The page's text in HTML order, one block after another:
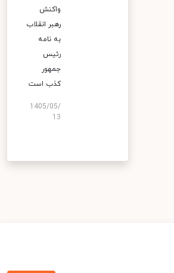
واکنش
رهبر انقلاب
به نامه
رئیس
جمهور
کذب است
1405/05/
13